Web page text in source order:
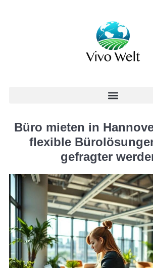
Büro mieten in
flexible
gefragter